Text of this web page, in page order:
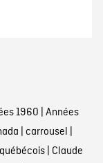
1960 | Années
| carrousel |
| Claude